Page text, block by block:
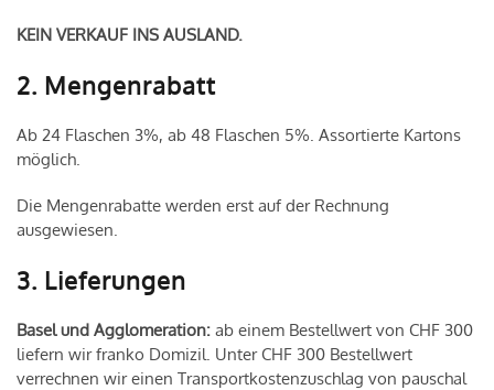
KEIN VERKAUF INS AUSLAND.
2. Mengenrabatt
Ab 24 Flaschen 3%, ab 48 Flaschen 5%. Assortierte Kartons
möglich.
Die Mengenrabatte werden erst auf der Rechnung
ausgewiesen.
3. Lieferungen
Basel und Agglomeration: ab einem Bestellwert von CHF 300
liefern wir franko Domizil. Unter CHF 300 Bestellwert
verrechnen wir einen Transportkostenzuschlag von pauschal